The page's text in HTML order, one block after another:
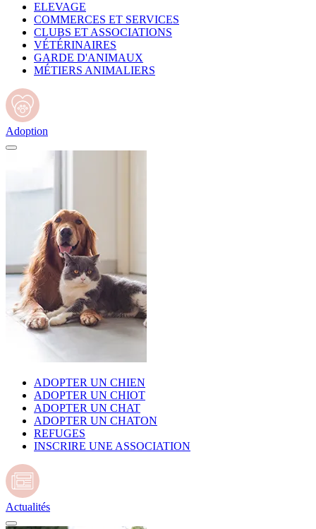
ELEVAGE
COMMERCES ET SERVICES
CLUBS ET ASSOCIATIONS
VÉTÉRINAIRES
GARDE D'ANIMAUX
MÉTIERS ANIMALIERS
Adoption
ADOPTER UN CHIEN
ADOPTER UN CHIOT
ADOPTER UN CHAT
ADOPTER UN CHATON
REFUGES
INSCRIRE UNE ASSOCIATION
Actualités